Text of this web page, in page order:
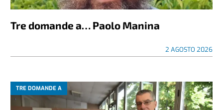
Tre domande a… Paolo Manina
2 AGOSTO 2026
TRE DOMANDE A